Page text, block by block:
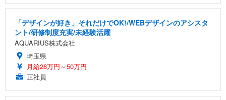
「デザインが好き」それだけでOK!/WEBデザインのアシスタ
ント/研修制度充実/未経験活躍
AQUARIUS株式会社
埼玉県
月給28万円～50万円
正社員